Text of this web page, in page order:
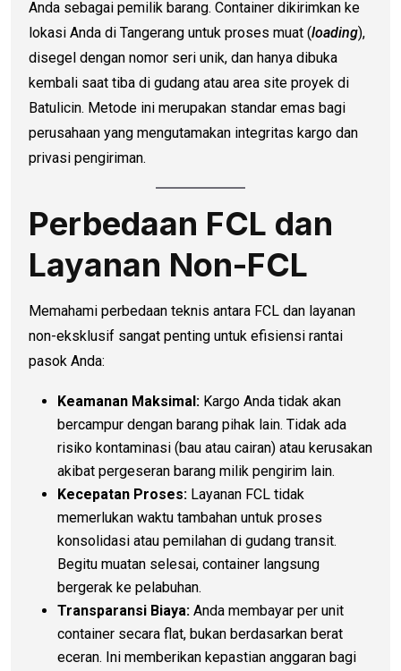
Anda sebagai pemilik barang. Container dikirimkan ke
lokasi Anda di Tangerang untuk proses muat (loading),
disegel dengan nomor seri unik, dan hanya dibuka
kembali saat tiba di gudang atau area site proyek di
Batulicin. Metode ini merupakan standar emas bagi
perusahaan yang mengutamakan integritas kargo dan
privasi pengiriman.
Perbedaan FCL dan
Layanan Non-FCL
Memahami perbedaan teknis antara FCL dan layanan
non-eksklusif sangat penting untuk efisiensi rantai
pasok Anda:
Keamanan Maksimal: Kargo Anda tidak akan
bercampur dengan barang pihak lain. Tidak ada
risiko kontaminasi (bau atau cairan) atau kerusakan
akibat pergeseran barang milik pengirim lain.
Kecepatan Proses: Layanan FCL tidak
memerlukan waktu tambahan untuk proses
konsolidasi atau pemilahan di gudang transit.
Begitu muatan selesai, container langsung
bergerak ke pelabuhan.
Transparansi Biaya: Anda membayar per unit
container secara flat, bukan berdasarkan berat
eceran. Ini memberikan kepastian anggaran bagi